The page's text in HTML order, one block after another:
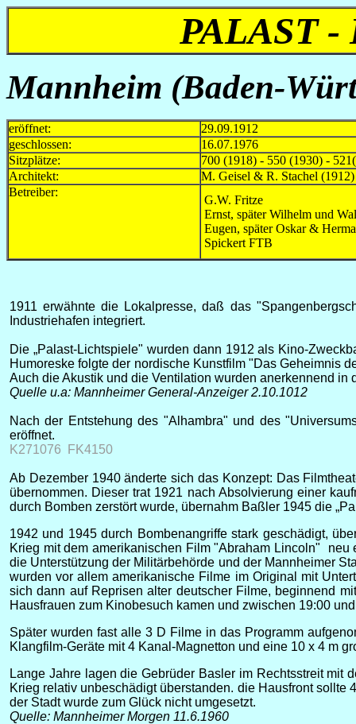
PALAST
Mannheim (Baden-
eröffnet:
29.09.1912
geschlossen:
16.07.1976
Sitzplätze:
700 (1918) - 550 (1930) -
Architekt:
M. Geisel & R. Stachel (1912)
Betreiber:
G.W. Fritze
Ernst, später Wilhelm und
Eugen, später Oskar &
Spickert FTB
1911 erwähnte die Lokalpresse, daß das
Industriehafen integriert.
Die „Palast-Lichtspiele" wurden dann 1912 als Kino-
Humoreske folgte der nordische Kunstfilm "Das Geheimnis
Auch die Akustik und die Ventilation wurden anerkennend
Quelle u.a: Mannheimer General-Anzeiger 2.10.1012
Nach der Entstehung des "Alhambra" und des
eröffnet.
K271076
FK4150
Ab Dezember 1940 änderte sich das Konzept: Das
übernommen. Dieser trat 1921 nach Absolvierung einer
durch Bomben zerstört wurde, übernahm Baßler 1945 die
1942 und 1945 durch Bombenangriffe stark geschädigt,
Krieg mit dem amerikanischen Film "Abraham Lincoln"
die Unterstützung der Militärbehörde und der Mannheimer
wurden vor allem amerikanische Filme im Original mit
sich dann auf Reprisen alter deutscher Filme, beginnend
Hausfrauen zum Kinobesuch kamen und zwischen 19:00
Später wurden fast alle 3 D Filme in das Programm
Klangfilm-Geräte mit 4 Kanal-Magnetton und eine 10 x 4 m
Lange Jahre lagen die Gebrüder Basler im Rechtsstreit
Krieg relativ unbeschädigt überstanden. die Hausfront
der Stadt wurde zum Glück nicht umgesetzt.
Quelle: Mannheimer Morgen 11.6.1960